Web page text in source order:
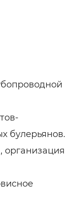
булерьянов.
организация